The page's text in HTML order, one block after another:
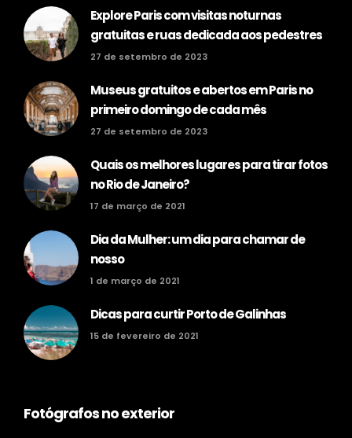
Explore Paris com visitas noturnas
gratuitas e ruas dedicada aos pedestres
27 de setembro de 2023
Museus gratuitos e abertos em Paris no
primeiro domingo de cada mês
27 de setembro de 2023
Quais os melhores lugares para tirar fotos
no Rio de Janeiro?
17 de março de 2021
Dia da Mulher: um dia para chamar de
nosso
1 de março de 2021
Dicas para curtir Porto de Galinhas
15 de fevereiro de 2021
Fotógrafos no exterior